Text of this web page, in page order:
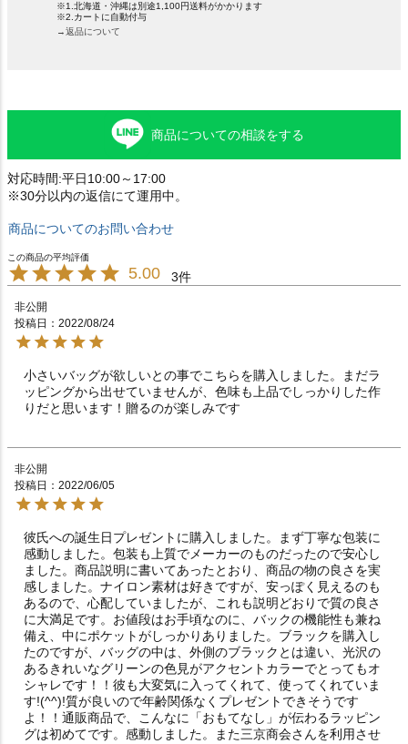
※1.北海道・沖縄は別途1,100円送料がかかります
※2.カートに自動付与
→返品について
商品についての相談をする
対応時間:平日10:00～17:00
※30分以内の返信にて運用中。
商品についてのお問い合わせ
5.00 3
非公開
投稿日
2022/08/24
小さいバッグが欲しいとの事でこちらを購入しました。まだラ
ッピングから出せていませんが、色味も上品でしっかりした作
りだと思います！贈るのが楽しみです
非公開
投稿日
2022/06/05
彼氏への誕生日プレゼントに購入しました。まず丁寧な包装に
感動しました。包装も上質でメーカーのものだったので安心し
ました。商品説明に書いてあったとおり、商品の物の良さを実
感しました。ナイロン素材は好きですが、安っぽく見えるのも
あるので、心配していましたが、これも説明どおりで質の良さ
に大満足です。お値段はお手頃なのに、バックの機能性も兼ね
備え、中にポケットがしっかりありました。ブラックを購入し
たのですが、バッグの中は、外側のブラックとは違い、光沢の
あるきれいなグリーンの色見がアクセントカラーでとってもオ
シャレです！！彼も大変気に入ってくれて、使ってくれていま
す!(^^)!質が良いので年齢関係なくプレゼントできそうです
よ！！通販商品で、こんなに「おもてなし」が伝わるラッピン
グは初めてです。感動しました。また三京商会さんを利用させ